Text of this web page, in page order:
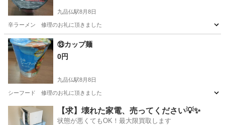
九品仏駅8月8日
辛ラーメン 修理のお礼に頂きました
東京 世田谷区 九品仏駅
⑬カップ麺
0円
九品仏駅8月8日
シーフード 修理のお礼に頂きました
東京 世田谷区 九品仏駅 食品 カップ麺
【求】壊れた家電、売ってください💡✨
状態が悪くてもOK！最大限買取します